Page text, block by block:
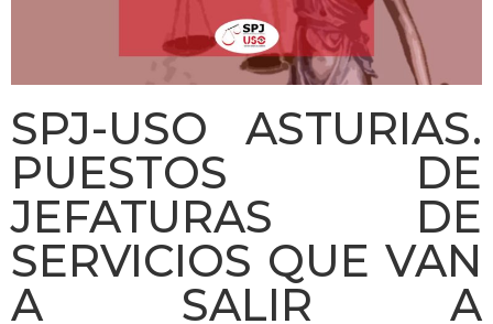
SPJ-USO ASTURIAS.
PUESTOS DE
JEFATURAS DE
SERVICIOS QUE VAN
A SALIR A